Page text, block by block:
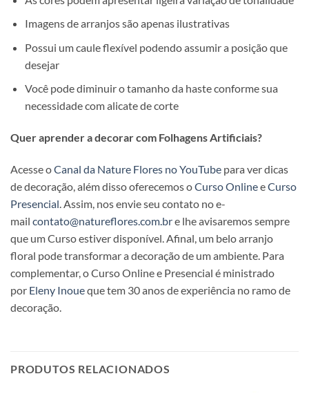
Imagens de arranjos são apenas ilustrativas
Possui um caule flexível podendo assumir a posição que
desejar
Você pode diminuir o tamanho da haste conforme sua
necessidade com alicate de corte
Quer aprender a decorar com Folhagens Artificiais?
Acesse oCanal da Nature Flores no YouTube para ver dicas
de decoração, além disso oferecemos oCurso OnlineeCurso
Presencial. Assim, nos envie seu contato no e-
mail contato@natureflores.com.bre lhe avisaremos sempre
que um Curso estiver disponível. Afinal, um belo arranjo
floral pode transformar a decoração de um ambiente. Para
complementar, o Curso Online e Presencial é ministrado
por Eleny Inoueque tem 30 anos de experiência no ramo de
decoração.
PRODUTOS RELACIONADOS